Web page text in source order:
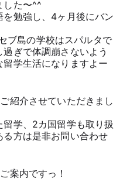
した〜^^
勉強し、4ヶ月後にバン
ブ島の学校はスパルタで
ぎで体調崩さないよう
学生活になりますよー
紹介させていただきまし
学、2カ国留学も取り扱
方は是非お問い合わせ
案内ですっ！